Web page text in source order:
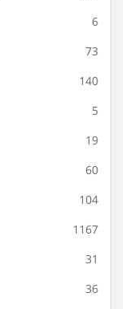
6
73
140
5
19
60
104
1167
31
36